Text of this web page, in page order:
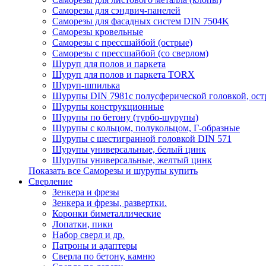
Саморезы для сэндвич-панелей
Саморезы для фасадных систем DIN 7504K
Саморезы кровельные
Саморезы с прессшайбой (острые)
Саморезы с прессшайбой (со сверлом)
Шуруп для полов и паркета
Шуруп для полов и паркета TORX
Шуруп-шпилька
Шурупы DIN 7981с полусферической головкой,
Шурупы конструкционные
Шурупы по бетону (турбо-шурупы)
Шурупы с кольцом, полукольцом, Г-образные
Шурупы с шестигранной головкой DIN 571
Шурупы универсальные, белый цинк
Шурупы универсальные, желтый цинк
Показать все Саморезы и шурупы купить
Сверление
Зенкера и фрезы
Зенкера и фрезы, развертки.
Коронки биметаллические
Лопатки, пики
Набор сверл и др.
Патроны и адаптеры
Сверла по бетону, камню